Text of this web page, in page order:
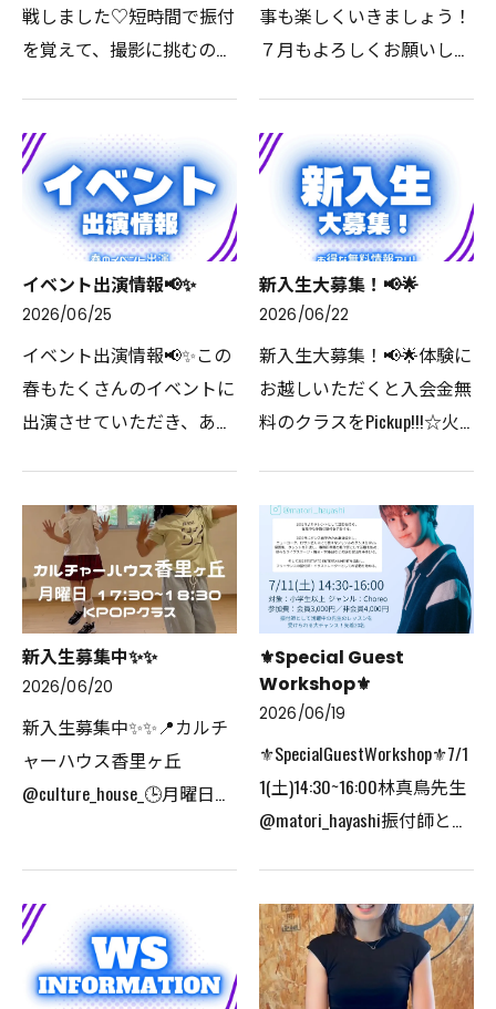
戦しました♡短時間で振付
を覚えて、撮影に挑むのは
最初は超絶緊張していたこ
もいましたが、何度も挑戦
し最後は堂々と踊るこ…
事も楽しくいきましょう！
７月もよろしくお願いしま
ダンススタジオハイローラ
ーでは、ダンスの先生を目
指す若者を応援します！
イベント出演情報📢✨️
2026/06/25
イベント出演情報📢✨️⁡この
春もたくさんのイベントに
出演させていただき、あり
出演多数！⁡まずは、こちら
のイベント⬇️🎶⁡7/4(土)・
7/5(日)七夕祭り🎋🌟HigH…
新入生大募集！📢🌟
2026/06/22
新入生大募集！📢🌟⁡体験に
お越しいただくと入会金無
料のクラスをPickup!!!☆⁡火
16:20~17:20プリンセス🔰
16:30~17:30HIPHOP(月2回)⁡金
曜日🔰16:50~17:50はじめ…
新入生募集中✨️✨️
2026/06/20
新入生募集中✨️✨️⁡📍カルチ
ャーハウス香里ヶ丘
@culture_house_🕒月曜日
んでもはじめやすいクラス
です🔰✨️体験予約受付中で
す🌟⁡#…
⚜️Special Guest
Workshop⚜️
2026/06/19
⚜️SpecialGuestWorkshop⚜️⁡7/1
1(土)14:30~16:00林真鳥先生
@matori_hayashi⁡振付師とし
アーティスト・ライブ・
TV・舞台など数多くの振
付、演出を手掛け…